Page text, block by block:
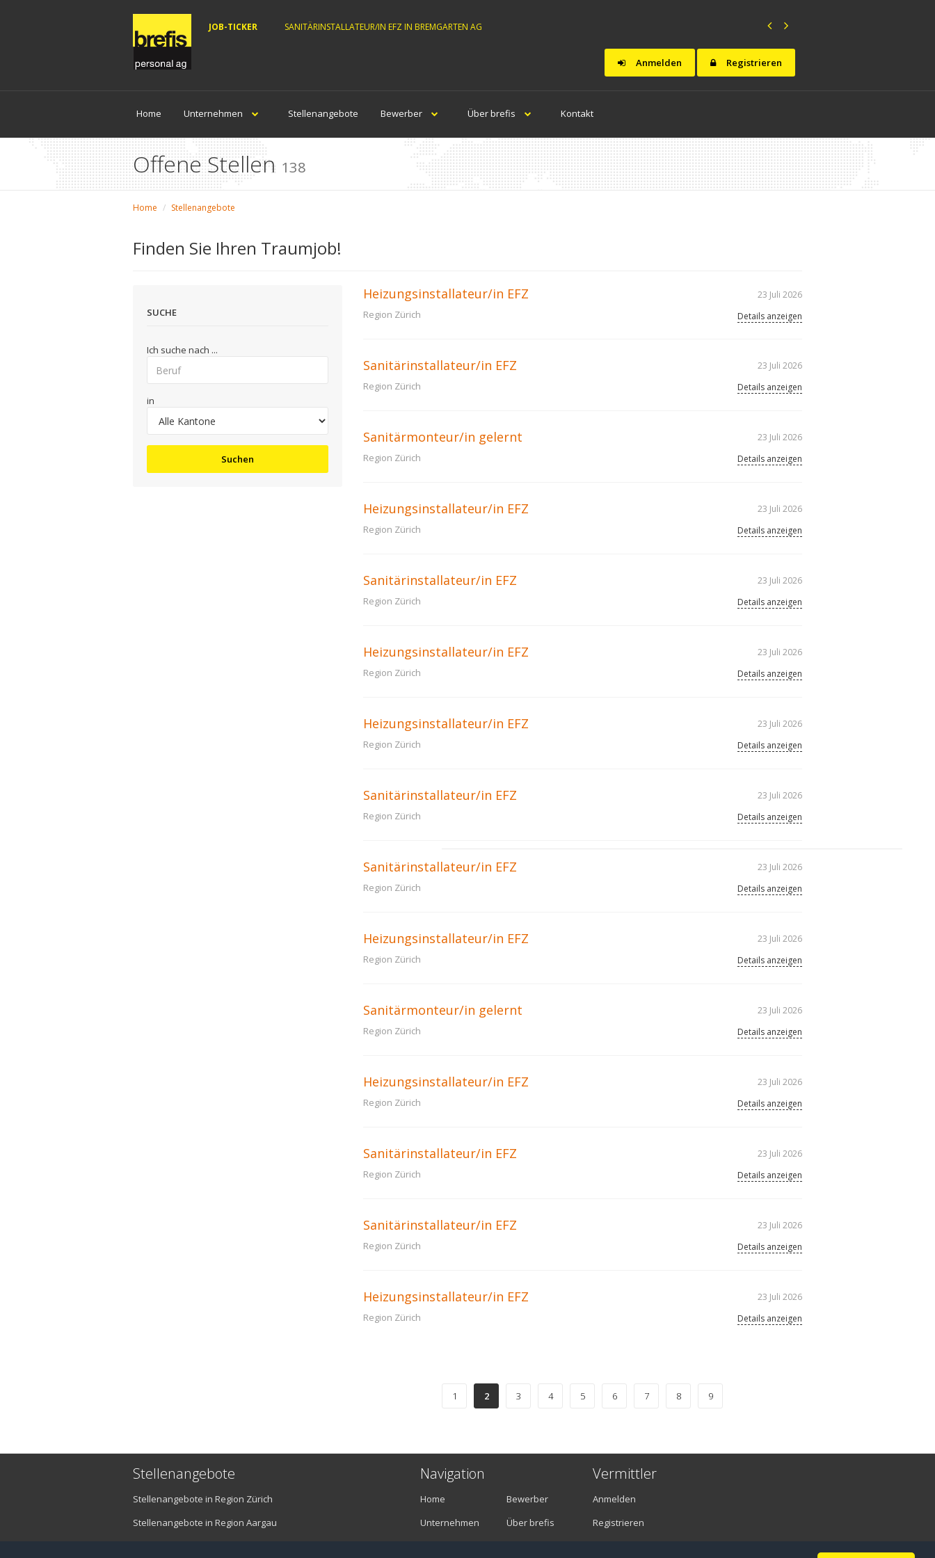
JOB-TICKER SANITÄRINSTALLATEUR/IN EFZ IN BREMGARTEN AG
Anmelden Registrieren
Home Unternehmen Stellenangebote Bewerber Über brefis Kontakt
Offene Stellen 138
Home Stellenangebote
Finden Sie Ihren Traumjob!
SUCHE
Ich suche nach ...
in
Suchen
Heizungsinstallateur/in EFZ
Region Zürich
23 Juli 2026
Details anzeigen
Sanitärinstallateur/in EFZ
Region Zürich
23 Juli 2026
Details anzeigen
Sanitärmonteur/in gelernt
Region Zürich
23 Juli 2026
Details anzeigen
Heizungsinstallateur/in EFZ
Region Zürich
23 Juli 2026
Details anzeigen
Sanitärinstallateur/in EFZ
Region Zürich
23 Juli 2026
Details anzeigen
Heizungsinstallateur/in EFZ
Region Zürich
23 Juli 2026
Details anzeigen
Heizungsinstallateur/in EFZ
Region Zürich
23 Juli 2026
Details anzeigen
Sanitärinstallateur/in EFZ
Region Zürich
23 Juli 2026
Details anzeigen
Sanitärinstallateur/in EFZ
Region Zürich
23 Juli 2026
Details anzeigen
Heizungsinstallateur/in EFZ
Region Zürich
23 Juli 2026
Details anzeigen
Sanitärmonteur/in gelernt
Region Zürich
23 Juli 2026
Details anzeigen
Heizungsinstallateur/in EFZ
Region Zürich
23 Juli 2026
Details anzeigen
Sanitärinstallateur/in EFZ
Region Zürich
23 Juli 2026
Details anzeigen
Sanitärinstallateur/in EFZ
Region Zürich
23 Juli 2026
Details anzeigen
Heizungsinstallateur/in EFZ
Region Zürich
23 Juli 2026
Details anzeigen
1 2 3 4 5 6 7 8 9
Stellenangebote
Stellenangebote in Region Zürich
Stellenangebote in Region Aargau
Navigation
Home
Unternehmen
Bewerber
Über brefis
Vermittler
Anmelden
Registrieren